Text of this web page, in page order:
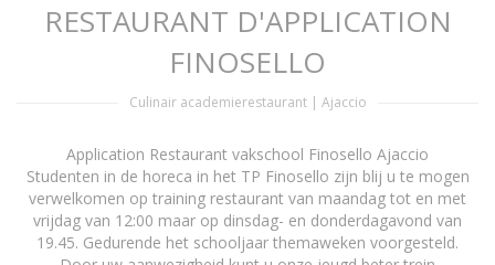
RESTAURANT D'APPLICATION
FINOSELLO
Culinair academierestaurant | Ajaccio
Application Restaurant vakschool Finosello Ajaccio
Studenten in de horeca in het TP Finosello zijn blij u te mogen
verwelkomen op training restaurant van maandag tot en met
vrijdag van 12:00 maar op dinsdag- en donderdagavond van
19.45. Gedurende het schooljaar themaweken voorgesteld.